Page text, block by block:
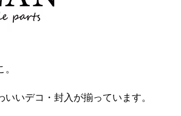
いいデコ・封入が揃っています。